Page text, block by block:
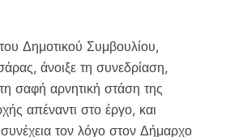
Δημοτικού Συμβουλίου,
άνοιξε τη συνεδρίαση,
σαφή αρνητική στάση της
απέναντι στο έργο, και
τον λόγο στον Δήμαρχο